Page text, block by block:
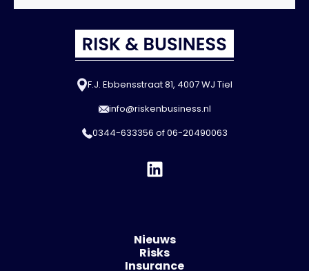
F.J. Ebbensstraat 81, 4007 WJ Tiel
info@riskenbusiness.nl
0344-633356 of06-20490063
Nieuws
Risks
Insurance